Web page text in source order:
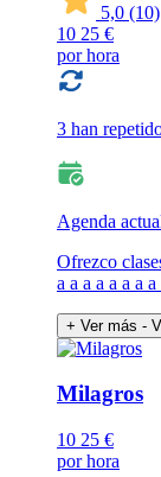
5,0 (10)
10 25 €
por hora
3 han
Agenda
Ofrezco
a a a a a a a
+ Ver más -
Milagros
10 25 €
por hora